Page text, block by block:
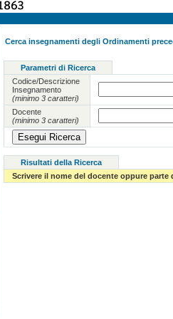
Cerca insegnamenti degli Ordinamenti
Parametri di Ricerca
Codice/Descrizione
Insegnamento
(minimo 3 caratteri)
Docente
(minimo 3 caratteri)
Risultati della Ricerca
Scrivere il nome del docente oppure